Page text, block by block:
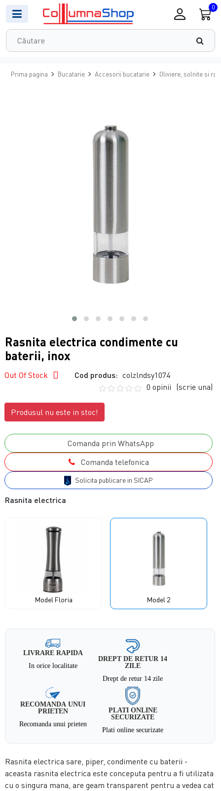
0
Prima pagina Bucatarie Accesorii bucatarie Oliviere, solnite si
Rasnita electrica condimente cu
baterii, inox
Out Of Stock Cod produs: colzlndsy1074
0 opinii (scrie una)
Produsul nu este in stoc!
Comanda prin WhatsApp
Comanda telefonica
Solicita publicare in SICAP
Rasnita electrica
Model Floria Model 2
LIVRARE RAPIDA
In orice localitate
DREPT DE RETUR 14
ZILE
Drept de retur 14 zile
RECOMANDA UNUI
PRIETEN
Recomanda unui prieten
PLATI ONLINE
SECURIZATE
Plati online securizate
Rasnita electrica sare, piper, condimente cu baterii -
aceasta rasnita electrica este conceputa pentru a fi utilizata
cu o singura mana, are geam transparent pentru a vedea cat